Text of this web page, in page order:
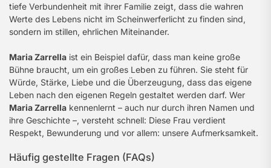
tiefe Verbundenheit mit ihrer Familie zeigt, dass die wahren
Werte des Lebens nicht im Scheinwerferlicht zu finden sind,
sondern im stillen, ehrlichen Miteinander.
Maria Zarrella ist ein Beispiel dafür, dass man keine große
Bühne braucht, um ein großes Leben zu führen. Sie steht für
Würde, Stärke, Liebe und die Überzeugung, dass das eigene
Leben nach den eigenen Regeln gestaltet werden darf. Wer
Maria Zarrella kennenlernt – auch nur durch ihren Namen und
ihre Geschichte –, versteht schnell: Diese Frau verdient
Respekt, Bewunderung und vor allem: unsere Aufmerksamkeit.
Häufig gestellte Fragen (FAQs)